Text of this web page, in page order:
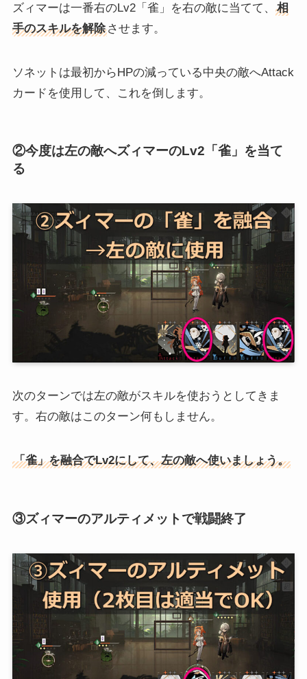
ズィマーは一番右のLv2「雀」を右の敵に当てて、
相
手のスキルを解除させます。
ソネットは最初からHPの減っている中央の敵へAttack
カードを使用して、これを倒します。
②今度は左の敵へズィマーのLv2「雀」を当て
る
次のターンでは左の敵がスキルを使おうとしてきま
す。右の敵はこのターン何もしません。
「雀」を融合でLv2にして、左の敵へ使いましょう。
③ズィマーのアルティメットで戦闘終了